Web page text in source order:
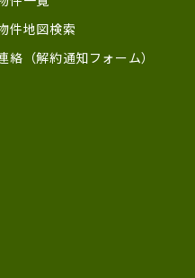
件地図検索
絡（解約通知フォーム）